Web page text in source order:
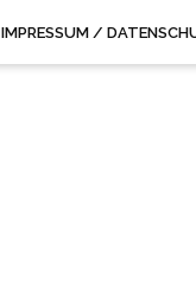
IMPRESSUM /